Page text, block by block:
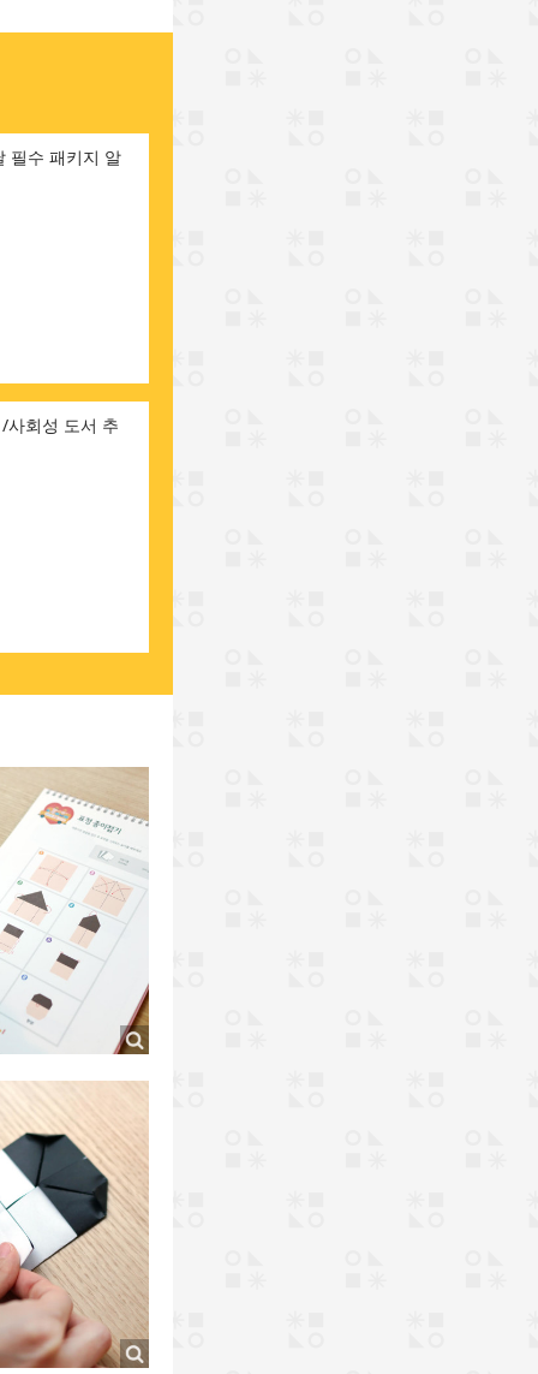
필수 패키지 알
사회성 도서 추